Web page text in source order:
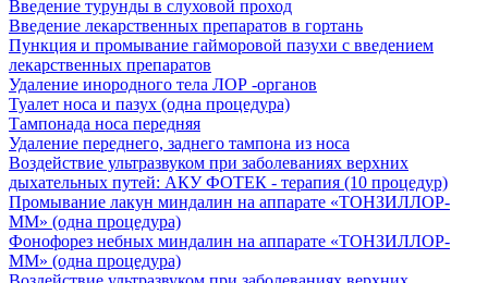
Введение турунды в слуховой проход
Введение лекарственных препаратов в гортань
Пункция и промывание гайморовой пазухи с введением
лекарственных препаратов
Удаление инородного тела ЛОР -органов
Туалет носа и пазух (одна процедура)
Тампонада носа передняя
Удаление переднего, заднего тампона из носа
Воздействие ультразвуком при заболеваниях верхних
дыхательных путей: АКУ ФОТЕК - терапия (10 процедур)
Промывание лакун миндалин на аппарате «ТОНЗИЛЛОР-
ММ» (одна процедура)
Фонофорез небных миндалин на аппарате «ТОНЗИЛЛОР-
ММ» (одна процедура)